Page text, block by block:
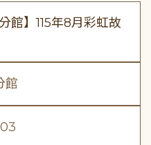
館】115年8月彩虹故
館